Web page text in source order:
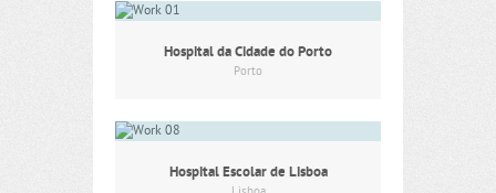
Hospital da Cidade do Porto
Porto
Hospital Escolar de Lisboa